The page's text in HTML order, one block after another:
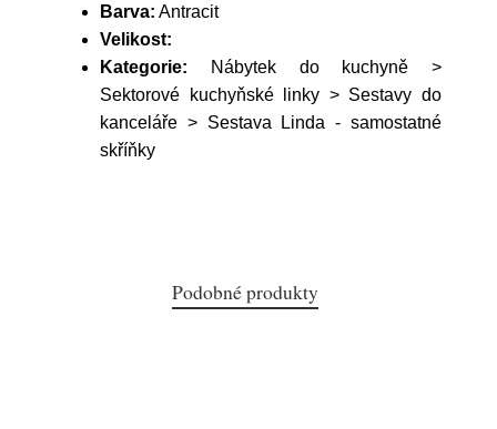
Barva: Antracit
Velikost:
Kategorie: Nábytek do kuchyně >
Sektorové kuchyňské linky > Sestavy do
kanceláře > Sestava Linda - samostatné
skříňky
Podobné produkty